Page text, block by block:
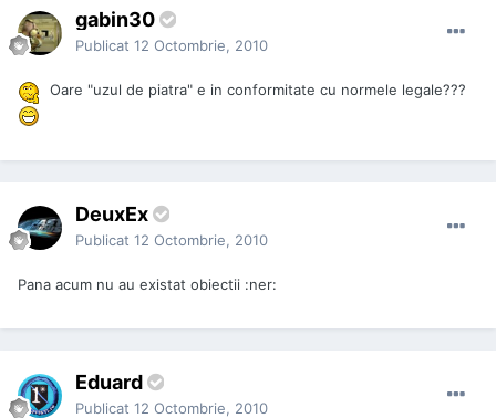
gabin30
Publicat 12 Octombrie, 2010
Oare "uzul de piatra" e in conformitate cu normele legale???
DeuxEx
Publicat 12 Octombrie, 2010
Pana acum nu au existat obiectii :ner:
Eduard
Publicat 12 Octombrie, 2010